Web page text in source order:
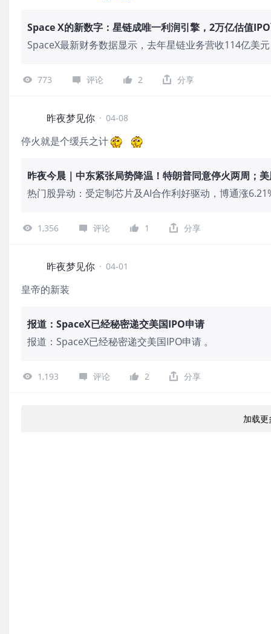
Space X的新数字：星链成唯一利润引擎，2万亿估值
SpaceX最新财务数据显示，去年星链业务营收114亿美
马斯克为太空与AI野心融资，超高估值背后潜藏巨大烧
773 评论 2 分享
昨夜梦见你 · 04-08
停火就是个缓兵之计
昨夜今晨｜中东紧张局势降温！特朗普同意停火两周；
热门股异动：受定制芯片及AI合作利好驱动，博通涨
马斯克旗下SpaceX、特斯拉与xAI共建“Terafab”超算平
数年内打造每年1太瓦AI算力产能，为其晶圆代工业务
1,356 评论 1 分享
昨夜梦见你 · 04-01
皇帝的新装
报道：SpaceX已经秘密递交美国IPO申请
报道：SpaceX已经秘密递交美国IPO申请 。
1,193 评论 2 分享
加载更